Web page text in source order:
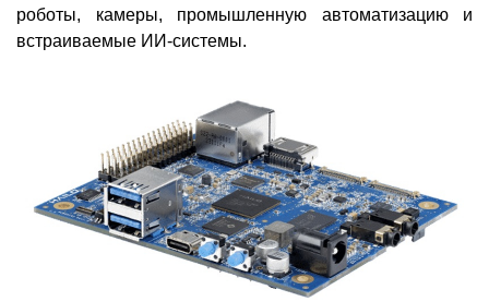
роботы, камеры, промышленную автоматизацию и
встраиваемые ИИ-системы.